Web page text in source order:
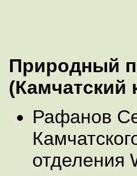
Природный
(Камчатский
Рафанов
отделения